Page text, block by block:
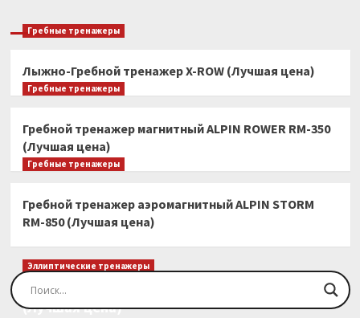
Гребные тренажеры
Лыжно-Гребной тренажер X-ROW (Лучшая цена)
Гребные тренажеры
Гребной тренажер магнитный ALPIN ROWER RM-350
(Лучшая цена)
Гребные тренажеры
Гребной тренажер аэромагнитный ALPIN STORM
RM-850 (Лучшая цена)
Эллиптические тренажеры
Эллиптический тренажер EVO FITNESS Orion
(Лучшая цена)